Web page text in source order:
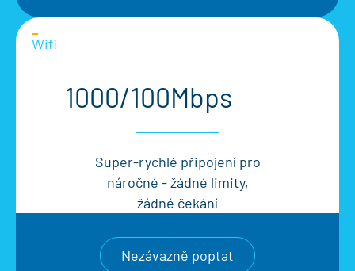
Wifi
1000/100Mbps
Super-rychlé připojení pro
náročné - žádné limity,
žádné čekání
Nezávazně poptat